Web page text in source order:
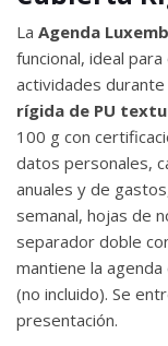
La Agenda
funcional, ideal
actividades
rígida de PU
100 g con
datos personales,
anuales y de
semanal, hojas de
separador doble
mantiene la
(no incluido). Se
presentación.